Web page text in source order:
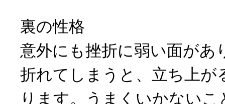
裏の性格
意外にも挫折に弱い面があ
折れてしまうと、立ち上が
ります。うまくいかない